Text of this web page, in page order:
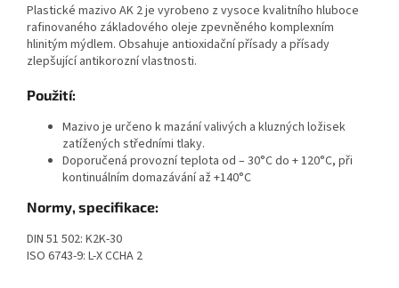
Plastické mazivo AK 2 je vyrobeno z vysoce kvalitního hluboce
rafinovaného základového oleje zpevněného komplexním
hlinitým mýdlem. Obsahuje antioxidační přísady a přísady
zlepšující antikorozní vlastnosti.
Použití:
Mazivo je určeno k mazání valivých a kluzných ložisek
zatížených středními tlaky.
Doporučená provozní teplota od – 30°C do + 120°C, při
kontinuálním domazávání až +140°C
Normy, specifikace:
DIN 51 502: K2K-30
ISO 6743-9: L-X CCHA 2